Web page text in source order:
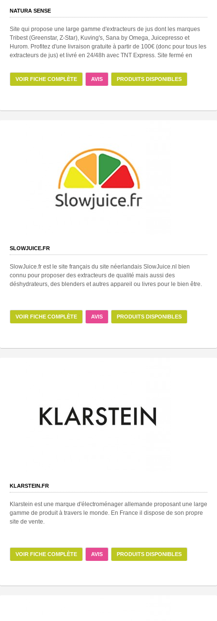
NATURA SENSE
Site qui propose une large gamme d'extracteurs de jus dont les marques
Tribest (Greenstar, Z-Star), Kuving's, Sana by Omega, Juicepresso et
Hurom. Profitez d'une livraison gratuite à partir de 100€ (donc pour tous les
extracteurs de jus) et livré en 24/48h avec TNT Express. Site fermé en
VOIR FICHE COMPLÈTE AVIS PRODUITS DISPONIBLES
SLOWJUICE.FR
SlowJuice.fr est le site français du site néerlandais SlowJuice.nl bien
connu pour proposer des extracteurs de qualité mais aussi des
déshydrateurs, des blenders et autres appareil ou livres pour le bien être.
VOIR FICHE COMPLÈTE AVIS PRODUITS DISPONIBLES
KLARSTEIN.FR
Klarstein est une marque d'électroménager allemande proposant une large
gamme de produit à travers le monde. En France il dispose de son propre
site de vente.
VOIR FICHE COMPLÈTE AVIS PRODUITS DISPONIBLES